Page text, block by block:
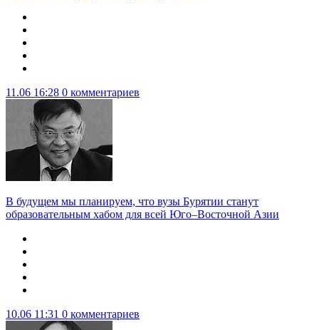
11.06 16:28 0 комментариев
В будущем мы планируем, что вузы Бурятии станут
образовательным хабом для всей Юго–Восточной Азии
10.06 11:31 0 комментариев